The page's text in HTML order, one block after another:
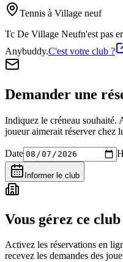
Tennis à Village neuf
Tc De Village Neufn'est pas
Anybuddy.C'est votre club ?
Demander une
Indiquez le créneau
joueur aimerait réserver chez
Date
Informer le club
Vous gérez ce club
Activez les réservations en
recevez les demandes des